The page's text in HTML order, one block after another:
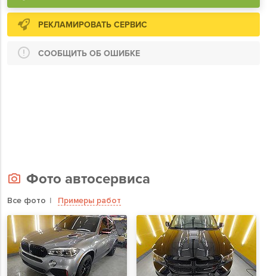
РЕКЛАМИРОВАТЬ СЕРВИС
СООБЩИТЬ ОБ ОШИБКЕ
Фото автосервиса
Все фото Примеры работ